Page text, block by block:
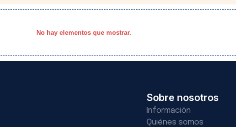
No hay elementos que mostrar.
Sobre nosotros
Información
Quiénes somos